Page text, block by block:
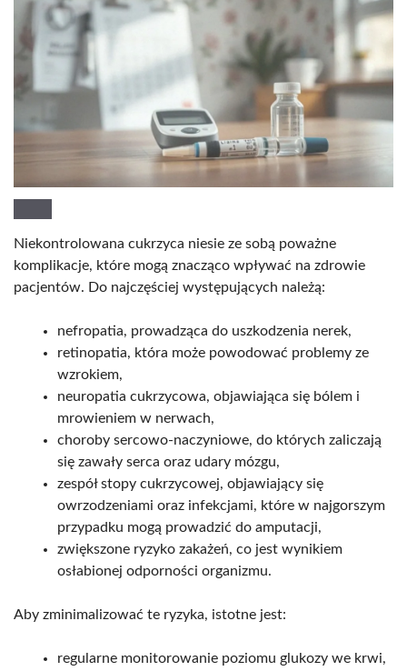
Niekontrolowana cukrzyca niesie ze sobą poważne
komplikacje, które mogą znacząco wpływać na zdrowie
pacjentów. Do najczęściej występujących należą:
nefropatia, prowadząca do uszkodzenia nerek,
retinopatia, która może powodować problemy ze
wzrokiem,
neuropatia cukrzycowa, objawiająca się bólem i
mrowieniem w nerwach,
choroby sercowo-naczyniowe, do których zaliczają
się zawały serca oraz udary mózgu,
zespół stopy cukrzycowej, objawiający się
owrzodzeniami oraz infekcjami, które w najgorszym
przypadku mogą prowadzić do amputacji,
zwiększone ryzyko zakażeń, co jest wynikiem
osłabionej odporności organizmu.
Aby zminimalizować te ryzyka, istotne jest:
regularne monitorowanie poziomu glukozy we krwi,